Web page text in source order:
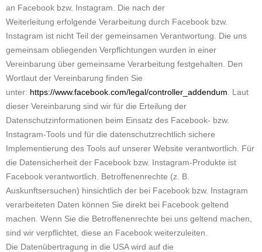
an Facebook bzw. Instagram. Die nach der
Weiterleitung erfolgende Verarbeitung durch Facebook bzw.
Instagram ist nicht Teil der gemeinsamen Verantwortung. Die uns
gemeinsam obliegenden Verpflichtungen wurden in einer
Vereinbarung über gemeinsame Verarbeitung festgehalten. Den
Wortlaut der Vereinbarung finden Sie
unter: https://www.facebook.com/legal/controller_addendum . Laut
dieser Vereinbarung sind wir für die Erteilung der
Datenschutzinformationen beim Einsatz des Facebook- bzw.
Instagram-Tools und für die datenschutzrechtlich sichere
Implementierung des Tools auf unserer Website verantwortlich. Für
die Datensicherheit der Facebook bzw. Instagram-Produkte ist
Facebook verantwortlich. Betroffenenrechte (z. B.
Auskunftsersuchen) hinsichtlich der bei Facebook bzw. Instagram
verarbeiteten Daten können Sie direkt bei Facebook geltend
machen. Wenn Sie die Betroffenenrechte bei uns geltend machen,
sind wir verpflichtet, diese an Facebook weiterzuleiten.
Die Datenübertragung in die USA wird auf die